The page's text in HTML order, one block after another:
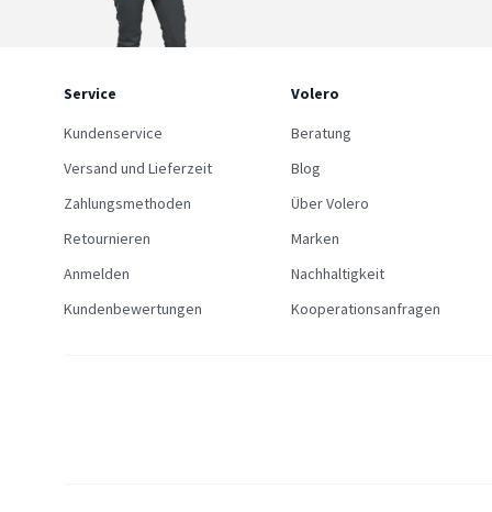
Service
Kundenservice
Versand und Lieferzeit
Zahlungsmethoden
Retournieren
Anmelden
Kundenbewertungen
Volero
Beratung
Blog
Über Volero
Marken
Nachhaltigkeit
Kooperationsanfragen